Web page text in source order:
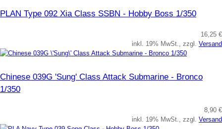
PLAN Type 092 Xia Class SSBN - Hobby Boss 1/350
16,25 €
inkl. 19% MwSt., zzgl. Versand
Chinese 039G 'Sung' Class Attack Submarine - Bronco
1/350
8,90 €
inkl. 19% MwSt., zzgl. Versand